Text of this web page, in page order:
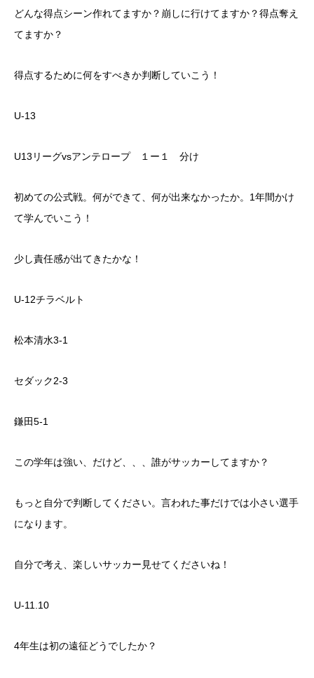
どんな得点シーン作れてますか？崩しに行けてますか？得点奪え
てますか？
得点するために何をすべきか判断していこう！
U-13
U13リーグvsアンテロープ １ー１ 分け
初めての公式戦。何ができて、何が出来なかったか。1年間かけ
て学んでいこう！
少し責任感が出てきたかな！
U-12チラベルト
松本清水3-1
セダック2-3
鎌田5-1
この学年は強い、だけど、、、誰がサッカーしてますか？
もっと自分で判断してください。言われた事だけでは小さい選手
になります。
自分で考え、楽しいサッカー見せてくださいね！
U-11.10
4年生は初の遠征どうでしたか？